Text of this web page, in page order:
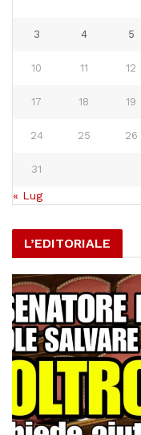
3 4 5
10 11 12
17 18 19
24 25 26
31
« Lug
L’EDITORIALE